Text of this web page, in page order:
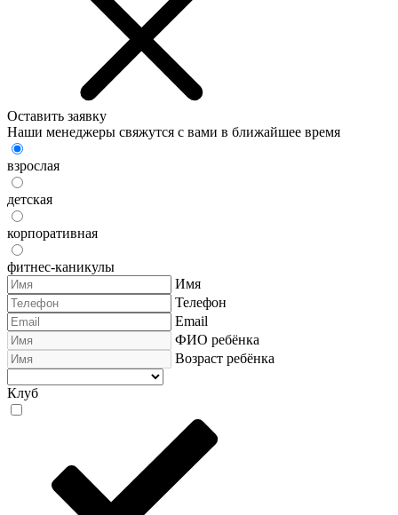
Оставить заявку
Наши менеджеры свяжутся с вами в ближайшее время
взрослая
детская
корпоративная
фитнес-каникулы
Имя
Телефон
Email
ФИО ребёнка
Возраст ребёнка
Клуб